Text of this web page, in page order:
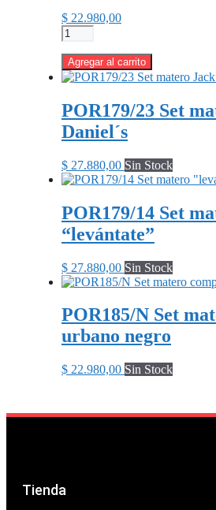
$ 22.980,00
POR185/V
Set
matero
completo
verde
cantidad
Agregar al carrito
POR179/23 Set
Daniel´s
$ 27.880,00 Sin Stock
POR179/14 Set
“levántate”
$ 27.880,00 Sin Stock
POR185/N Set
urbano negro
$ 22.980,00 Sin Stock
Tienda